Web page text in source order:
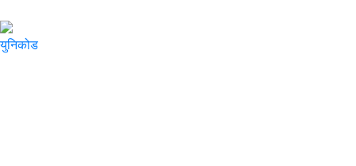
युनिकोड